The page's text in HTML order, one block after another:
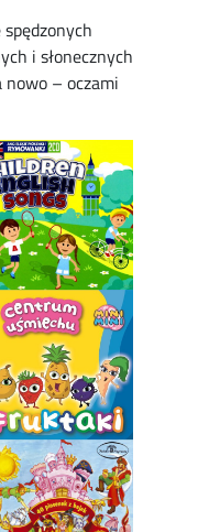
i słonecznych
– oczami